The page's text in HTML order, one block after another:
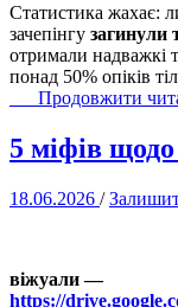
Статистика жахає:
зачепінгу загинули
отримали надважкі
понад 50% опіків
Продовжити
5 міфів
18.06.2026 /
віжуали —
https://